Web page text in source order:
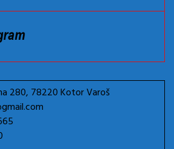
280, 78220 Kotor Varoš